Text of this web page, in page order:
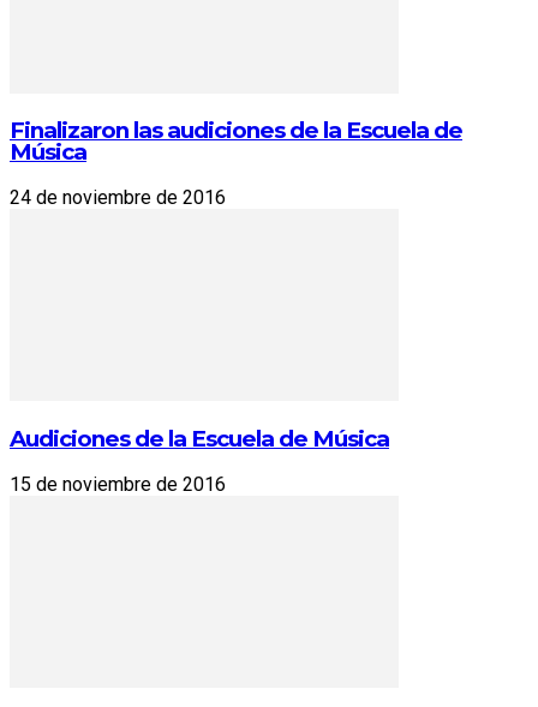
Finalizaron las audiciones de la Escuela de
Música
24 de noviembre de 2016
Audiciones de la Escuela de Música
15 de noviembre de 2016